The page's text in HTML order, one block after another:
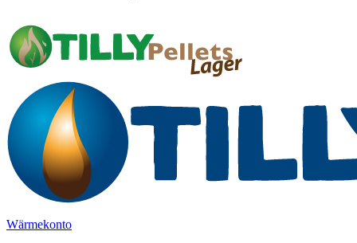
Wärmekonto